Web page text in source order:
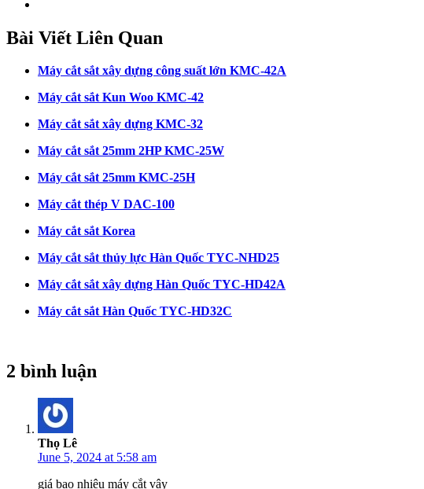
Bài Viết Liên Quan
Máy cắt sắt xây dựng công suất lớn KMC-42A
Máy cắt sắt Kun Woo KMC-42
Máy cắt sắt xây dựng KMC-32
Máy cắt sắt 25mm 2HP KMC-25W
Máy cắt sắt 25mm KMC-25H
Máy cắt thép V DAC-100
Máy cắt sắt Korea
Máy cắt sắt thủy lực Hàn Quốc TYC-NHD25
Máy cắt sắt xây dựng Hàn Quốc TYC-HD42A
Máy cắt sắt Hàn Quốc TYC-HD32C
2 bình luận
Thọ Lê
June 5, 2024 at 5:58 am
giá bao nhiêu máy cắt vậy